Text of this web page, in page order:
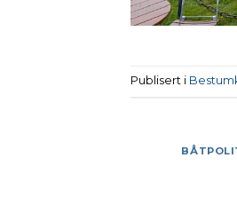
Publisert i